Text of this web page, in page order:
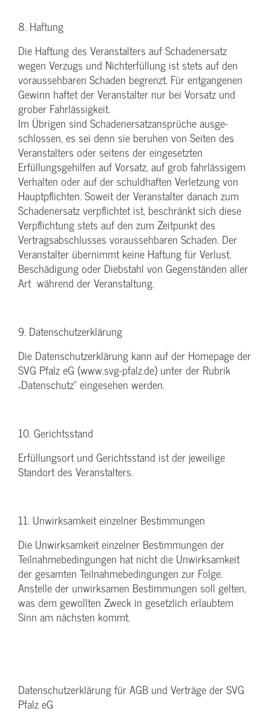
8. Haftung
Die Haftung des Veranstalters auf Schadenersatz
wegen Verzugs und Nichterfüllung ist stets auf den
voraussehbaren Schaden begrenzt. Für entgangenen
Gewinn haftet der Veranstalter nur bei Vorsatz und
grober Fahrlässigkeit.
Im Übrigen sind Schadenersatzansprüche ausge-
schlossen, es sei denn sie beruhen von Seiten des
Veranstalters oder seitens der eingesetzten
Erfüllungsgehilfen auf Vorsatz, auf grob fahrlässigem
Verhalten oder auf der schuldhaften Verletzung von
Hauptpflichten. Soweit der Veranstalter danach zum
Schadenersatz verpflichtet ist, beschränkt sich diese
Verpflichtung stets auf den zum Zeitpunkt des
Vertragsabschlusses voraussehbaren Schaden. Der
Veranstalter übernimmt keine Haftung für Verlust,
Beschädigung oder Diebstahl von Gegenständen aller
Art während der Veranstaltung.
9. Datenschutzerklärung
Die Datenschutzerklärung kann auf der Homepage der
SVG Pfalz eG (www.svg-pfalz.de) unter der Rubrik
„Datenschutz“ eingesehen werden.
10. Gerichtsstand
Erfüllungsort und Gerichtsstand ist der jeweilige
Standort des Veranstalters.
11. Unwirksamkeit einzelner Bestimmungen
Die Unwirksamkeit einzelner Bestimmungen der
Teilnahmebedingungen hat nicht die Unwirksamkeit
der gesamten Teilnahmebedingungen zur Folge.
Anstelle der unwirksamen Bestimmungen soll gelten,
was dem gewollten Zweck in gesetzlich erlaubtem
Sinn am nächsten kommt.
Datenschutzerklärung für AGB und Verträge der SVG
Pfalz eG